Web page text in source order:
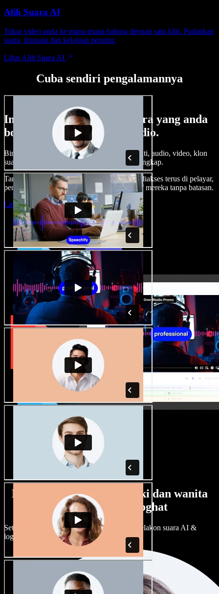
Alih Suara AI
Tukar video anda ke mana-mana bahasa dengan satu klik. Padankan
suara, intonasi dan kelajuan penutur.
Lihat Alih Suara AI
Cuba sendiri pengalamannya
Ini hanya sebahagian perkara yang anda
boleh buat di Speechify Studio.
Bina suara latar, tambah imej stok tanpa royalti, audio, video, klon
suara anda, untuk projek audio video yang lengkap.
Tanpa keluk pembelajaran dan semua boleh diakses terus di pelayar,
pencipta boleh realisasikan segala idea kreatif mereka tanpa batasan.
Lancarkan Studio
Banyak pilihan suara lelaki dan wanita
dengan pelbagai loghat
Setiap projek boleh jadi unik. Pilih ratusan pelakon suara AI &
loghat, laraskan ikut cita rasa anda.